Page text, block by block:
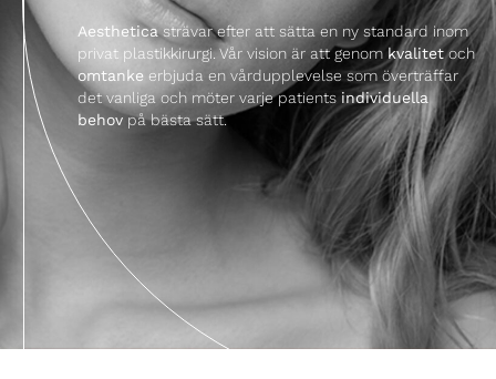
Aestheticasträvar efter att sätta en ny standard inom
privat plastikkirurgi. Vår vision är att genom kvalitetoch
omtanke erbjuda en vårdupplevelse som överträffar
det vanliga och möter varje patients individuella
behov på bästa sätt.